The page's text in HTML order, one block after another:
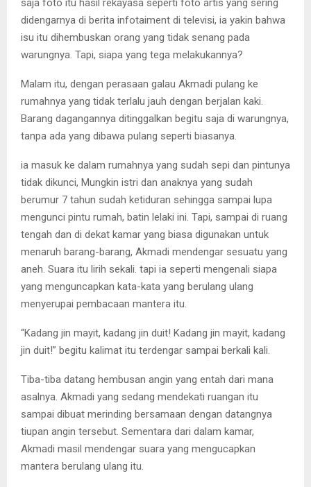
didengarnya di berita infotaiment di televisi, ia yakin bahwa
isu itu dihembuskan orang yang tidak senang pada
warungnya. Tapi, siapa yang tega melakukannya?
Malam itu, dengan perasaan galau Akmadi pulang ke
rumahnya yang tidak terlalu jauh dengan berjalan kaki.
Barang dagangannya ditinggalkan begitu saja di warungnya,
tanpa ada yang dibawa pulang seperti biasanya.
ia masuk ke dalam rumahnya yang sudah sepi dan pintunya
tidak dikunci, Mungkin istri dan anaknya yang sudah
berumur 7 tahun sudah ketiduran sehingga sampai lupa
mengunci pintu rumah, batin lelaki ini. Tapi, sampai di ruang
tengah dan di dekat kamar yang biasa digunakan untuk
menaruh barang-barang, Akmadi mendengar sesuatu yang
aneh. Suara itu lirih sekali. tapi ia seperti mengenali siapa
yang menguncapkan kata-kata yang berulang ulang
menyerupai pembacaan mantera itu.
“Kadang jin mayit, kadang jin duit! Kadang jin mayit, kadang
jin duit!” begitu kalimat itu terdengar sampai berkali kali.
Tiba-tiba datang hembusan angin yang entah dari mana
asalnya. Akmadi yang sedang mendekati ruangan itu
sampai dibuat merinding bersamaan dengan datangnya
tiupan angin tersebut. Sementara dari dalam kamar,
Akmadi masil mendengar suara yang mengucapkan
mantera berulang ulang itu.